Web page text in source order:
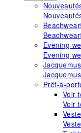
Beachwear
Beachwear
Evening
Evening
Prêt-à-
Voir
Voir